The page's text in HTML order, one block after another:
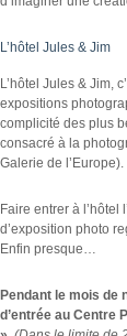
L’hôtel Jules & Jim
L’hôtel Jules & Jim,
expositions
complicité des plus
consacré à la
Galerie de l’Europe).
Faire entrer à
d’exposition photo
Enfin presque…
Pendant le mois de
d’entrée au Centre